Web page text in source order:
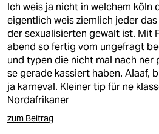
berlin
nord
wahrheit
verlag
verlag
Ich weis ja nicht in welchem köln
eigentlich weis ziemlich jeder
der sexualisierten gewalt ist. Mit
abend so fertig vom ungefragt
und typen die nicht mal nach ner
se gerade kassiert haben. Alaaf,
ja karneval. Kleiner tip für ne
Nordafrikaner
zum Beitrag